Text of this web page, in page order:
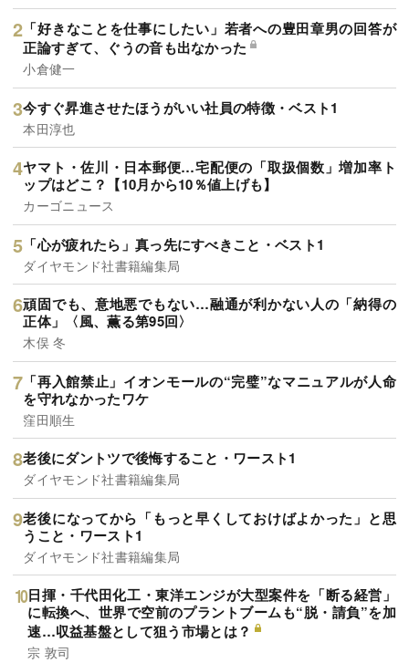
「好きなことを仕事にしたい」若者への豊田章男の回答が
正論すぎて、ぐうの音も出なかった
小倉健一
今すぐ昇進させたほうがいい社員の特徴・ベスト1
本田淳也
ヤマト・佐川・日本郵便…宅配便の「取扱個数」増加率ト
ップはどこ？【10月から10％値上げも】
カーゴニュース
「心が疲れたら」真っ先にすべきこと・ベスト1
ダイヤモンド社書籍編集局
頑固でも、意地悪でもない…融通が利かない人の「納得の
正体」〈風、薫る第95回〉
木俣 冬
「再入館禁止」イオンモールの“完璧”なマニュアルが人命
を守れなかったワケ
窪田順生
老後にダントツで後悔すること・ワースト1
ダイヤモンド社書籍編集局
老後になってから「もっと早くしておけばよかった」と思
うこと・ワースト1
ダイヤモンド社書籍編集局
日揮・千代田化工・東洋エンジが大型案件を「断る経営」
に転換へ、世界で空前のプラントブームも“脱・請負”を加
速…収益基盤として狙う市場とは？
宗 敦司